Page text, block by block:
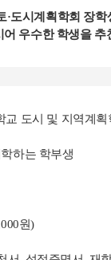
·도시계획학회 장
어 우수한 학생을
도시 및 지역계
하는 학부생
원)